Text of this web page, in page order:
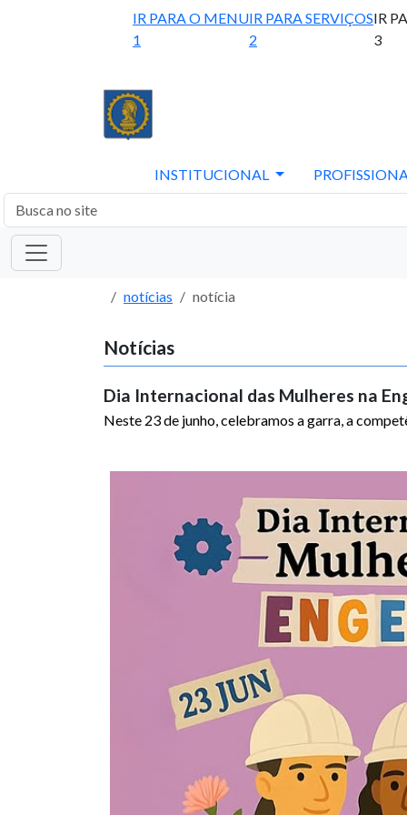
IR PARA O MENU
1
IR PARA SERVIÇOS
2
IR
3
INSTITUCIONAL
notícias notícia
Notícias
Dia Internacional das Mulheres na
Neste 23 de junho, celebramos a garra, a